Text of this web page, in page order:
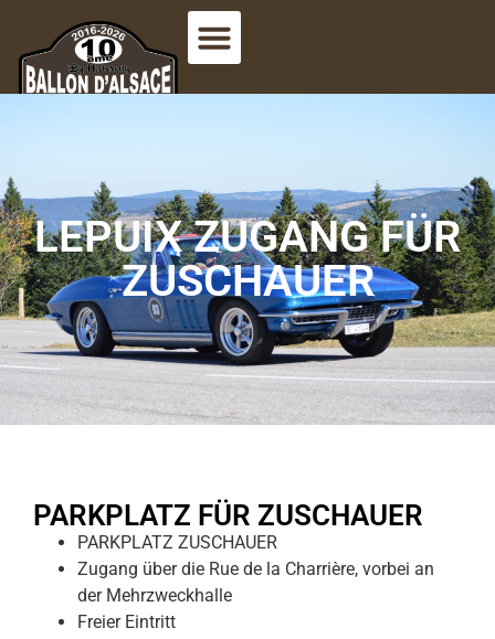
LEPUIX ZUGANG FÜR
ZUSCHAUER
PARKPLATZ FÜR ZUSCHAUER
PARKPLATZ ZUSCHAUER
Zugang über die Rue de la Charrière, vorbei an
der Mehrzweckhalle
Freier Eintritt